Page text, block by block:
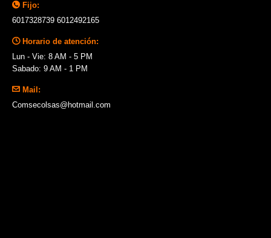
Fijo:
6017328739 6012492165
Horario de atención:
Lun - Vie: 8 AM - 5 PM
Sabado: 9 AM - 1 PM
Mail:
Comsecolsas@hotmail.com